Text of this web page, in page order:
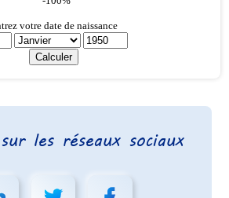
les réseaux sociaux